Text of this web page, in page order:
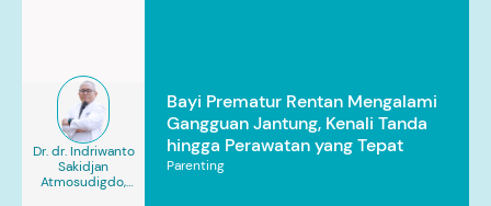
Dr. dr. Indriwanto
Sakidjan
Atmosudigdo,
Bayi Prematur Rentan Mengalami
Gangguan Jantung, Kenali Tanda
hingga Perawatan yang Tepat
Parenting